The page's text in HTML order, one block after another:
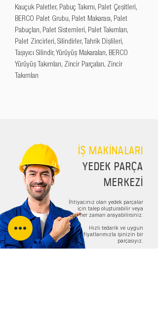
Kauçuk Paletler, Pabuç Takımı, Palet Çeşitleri,
BERCO Palet Grubu, Palet Makarası, Palet
Pabuçları, Palet Sistemleri, Palet Takımları,
Palet Zincirleri, Silindirler, Tahrik Dişlileri,
Taşıyıcı Silindir, Yürüyüş Makaraları, BERCO
Yürüyüş Takımları, Zincir Parçaları, Zincir
Takımları
İŞ MAKİNALARI
YEDEK PARÇA
MERKEZİ
İhtiyacınız olan yedek parçalar
için talep oluşturabilir veya
bizi her zaman arayabilirsiniz.
Hızlı tedarik ve uygun
fiyatlarımızla işinizin bir
parçasıyız.